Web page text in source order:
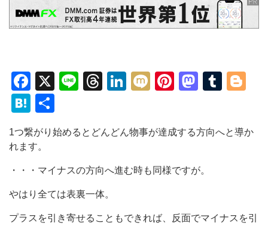
Facebook
X LineThreads
LinkedIn
MixiPinterest
Hatena
有
1つ繋がり始めるとどんどん物事が達成する方向へと導か
れます。
・・・マイナスの方向へ進む時も同様ですが。
やはり全ては表裏一体。
プラスを引き寄せることもできれば、反面でマイナスを引